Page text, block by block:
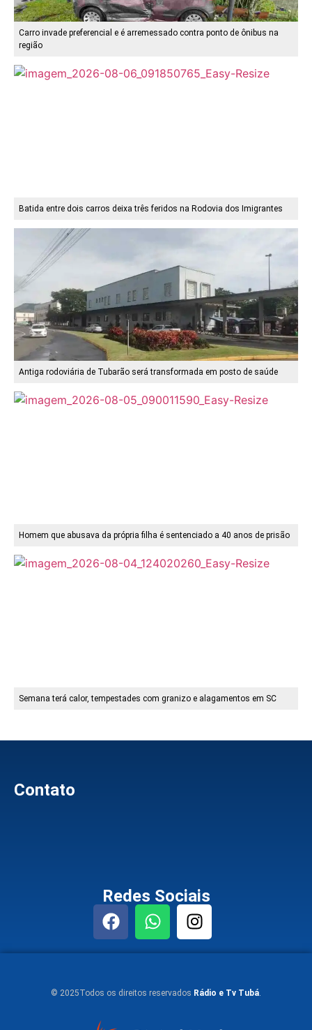
Carro invade preferencial e é arremessado contra ponto de ônibus na
região
Batida entre dois carros deixa três feridos na Rodovia dos Imigrantes
Antiga rodoviária de Tubarão será transformada em posto de saúde
Homem que abusava da própria filha é sentenciado a 40 anos de prisão
Semana terá calor, tempestades com granizo e alagamentos em SC
Contato
Redes Sociais
© 2025Todos os direitos reservados Rádio e Tv Tubá.